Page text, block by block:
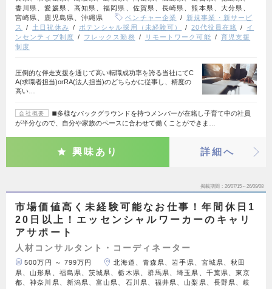
香川県、愛媛県、高知県、福岡県、佐賀県、長崎県、熊本県、大分県、
宮崎県、鹿児島県、沖縄県
ベンチャー企業
新規事業・新サービ
ス
土日祝休み ポテンシャル採用（未経験可） 20代役員在籍
イ
ンセンティブ制度
フレックス勤務 リモートワーク可能
育児支援
制度
圧倒的な伴走支援を通じて高い転職成功率を誇る当社にてC
A(求職者担当)orRA(法人担当)のどちらかに従事し、精度の
高い…
会社概要
◼️多様なバックグラウンドを持つメンバーが在籍し子育て中の社員
が半分なので、自分や家族のペースに合わせて働くことができま…
興味あり 詳細へ
掲載期間 26/07/15～26/09/08
市場価値高く未経験可能なお仕事！年間休日1
20日以上！エッセンシャルワーカーのキャリ
アサポート
人材コンサルタント・コーディネーター
500万円 ～ 799万円
北海道、青森県、岩手県、宮城県、秋田
県、山形県、福島県、茨城県、栃木県、群馬県、埼玉県、千葉県、東京
都、神奈川県、新潟県、富山県、石川県、福井県、山梨県、長野県、岐